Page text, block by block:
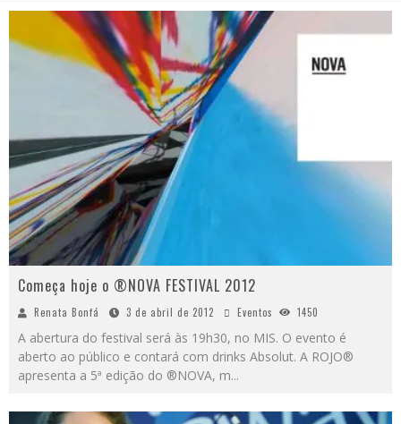
Começa hoje o ®NOVA FESTIVAL 2012
Renata Bonfá 3 de abril de 2012 Eventos 1450
A abertura do festival será às 19h30, no MIS. O evento é
aberto ao público e contará com drinks Absolut. A ROJO®
apresenta a 5ª edição do ®NOVA, m...